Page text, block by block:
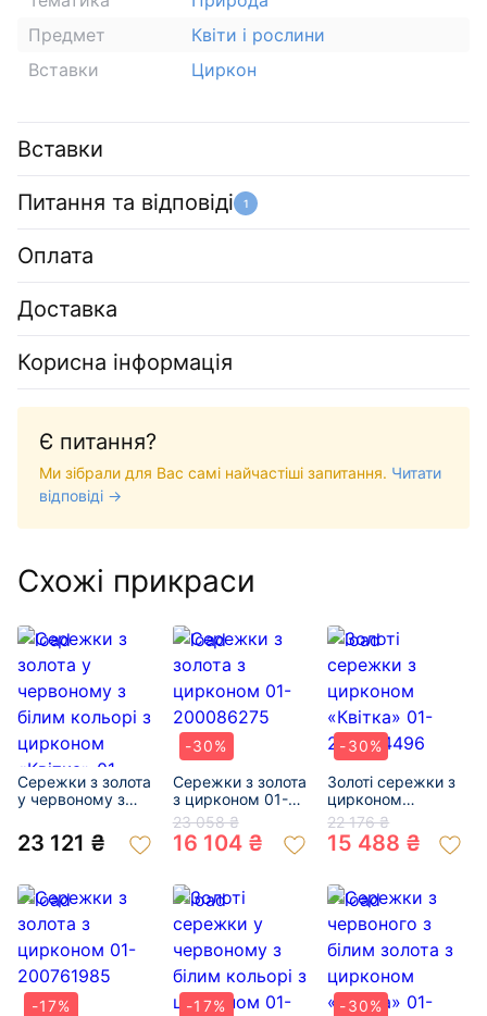
Предмет
Квіти і рослини
Вставки
Циркон
Вставки
Питання та відповіді 1
Оплата
Доставка
Корисна інформація
Є питання?
Ми зібрали для Вас самі найчастіші запитання. Читати
відповіді →
Схожі прикраси
Сережки з золота
у червоному з
цирконом
«Квітка» 01-
23 121 ₴
-30%
Сережки з золота
з цирконом 01-
200086275
23 058 ₴
16 104 ₴
-30%
Золоті сережки з
цирконом
«Квітка» 01-
200324496
22 176 ₴
15 488 ₴
-17%
-17%
-30%